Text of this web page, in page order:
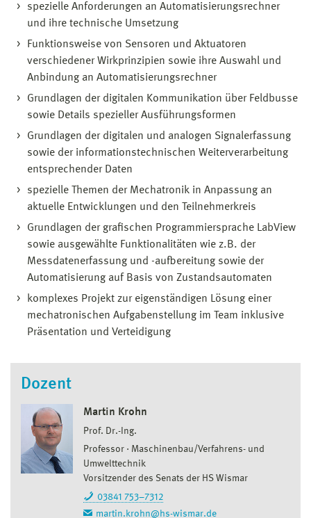
spezielle Anforderungen an Automatisierungsrechner
und ihre technische Umsetzung
Funktionsweise von Sensoren und Aktuatoren
verschiedener Wirkprinzipien sowie ihre Auswahl und
Anbindung an Automatisierungsrechner
Grundlagen der digitalen Kommunikation über Feldbusse
sowie Details spezieller Ausführungsformen
Grundlagen der digitalen und analogen Signalerfassung
sowie der informationstechnischen Weiterverarbeitung
entsprechender Daten
spezielle Themen der Mechatronik in Anpassung an
aktuelle Entwicklungen und den Teilnehmerkreis
Grundlagen der grafischen Programmiersprache LabView
sowie ausgewählte Funktionalitäten wie z.B. der
Messdatenerfassung und -aufbereitung sowie der
Automatisierung auf Basis von Zustandsautomaten
komplexes Projekt zur eigenständigen Lösung einer
mechatronischen Aufgabenstellung im Team inklusive
Präsentation und Verteidigung
Dozent
Martin Krohn
Prof. Dr.-Ing.
Professor
Maschinenbau/Verfahrens- und
Umwelttechnik
Vorsitzender des Senats der HS Wismar
03841 753–7312
martin.krohn@hs-wismar.de